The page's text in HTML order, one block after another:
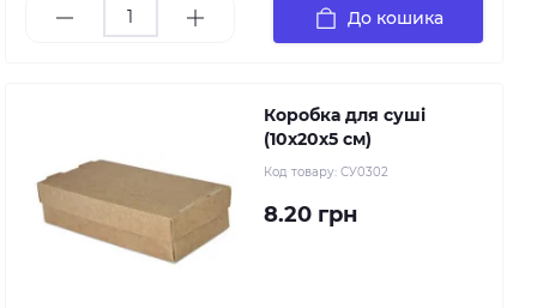
До кошика
Коробка для суші
(10х20х5 см)
Код товару: СУ0302
8.20 грн